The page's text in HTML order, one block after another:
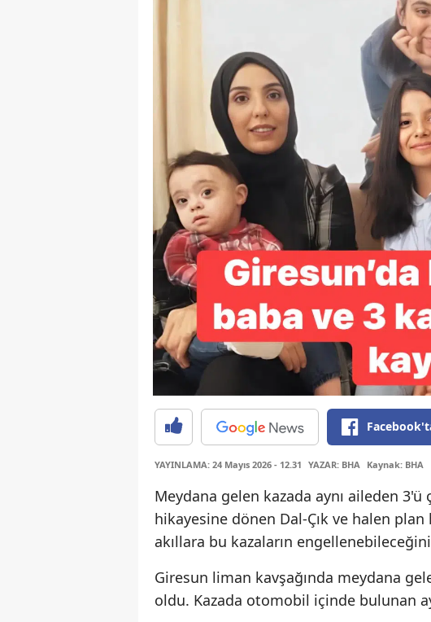
YAYINLAMA: 24 Mayıs 2026 - 12.31 YAZAR: BHA Kaynak: BHA
Meydana gelen kazada aynı aileden 3'ü
hikayesine dönen Dal-Çık ve halen
akıllara bu kazaların
Giresun liman kavşağında meydana
oldu. Kazada otomobil içinde bulunan